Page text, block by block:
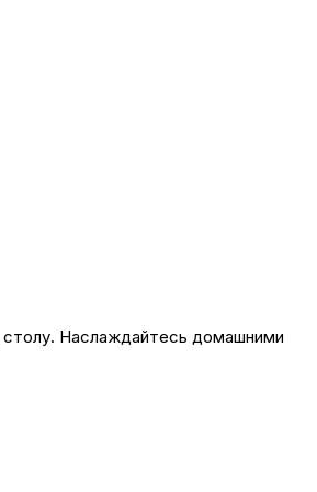
Наслаждайтесь домашними